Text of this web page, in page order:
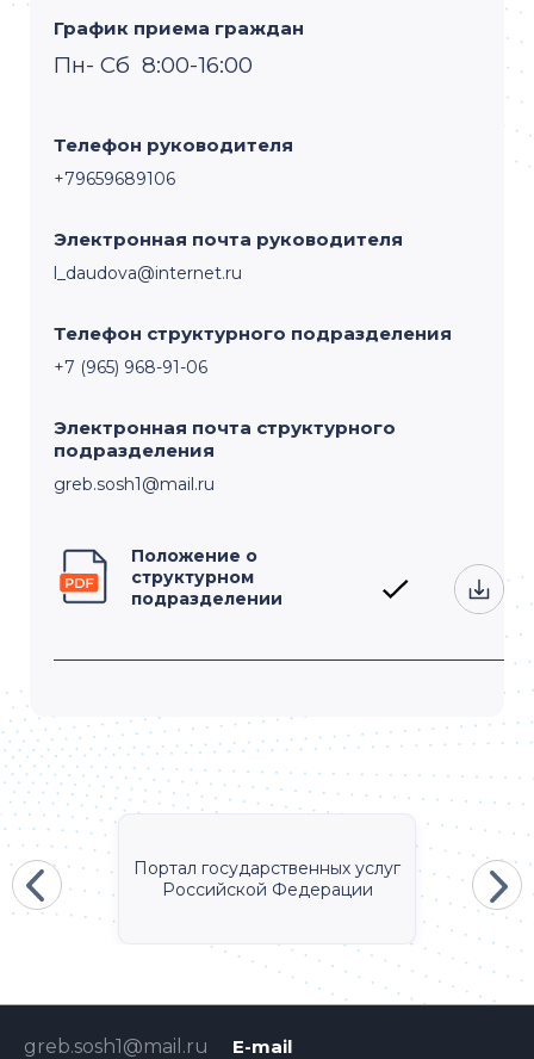
График приема граждан
Пн- Сб 8:00-16:00
Телефон руководителя
+79659689106
Электронная почта руководителя
l_daudova@internet.ru
Телефон структурного подразделения
+7 (965) 968-91-06
Электронная почта структурного
подразделения
greb.sosh1@mail.ru
Положение о
структурном
подразделении
Портал государственных услуг
Российской Федерации
E-mail
greb.sosh1@mail.ru